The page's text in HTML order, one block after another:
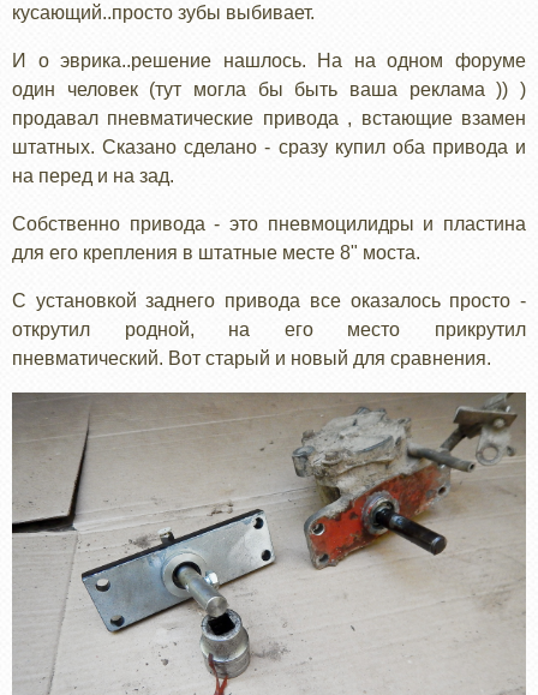
кусающий..просто зубы выбивает.
И о эврика..решение нашлось. На на одном форуме
один человек (тут могла бы быть ваша реклама )) )
продавал пневматические привода , встающие взамен
штатных. Сказано сделано - сразу купил оба привода и
на перед и на зад.
Собственно привода - это пневмоцилидры и пластина
для его крепления в штатные месте 8" моста.
С установкой заднего привода все оказалось просто -
открутил родной, на его место прикрутил
пневматический. Вот старый и новый для сравнения.